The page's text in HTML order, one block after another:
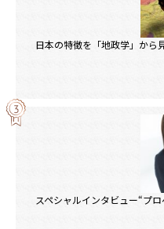
日本の特徴を「地政学」から
スペシャルインタビュー“プ